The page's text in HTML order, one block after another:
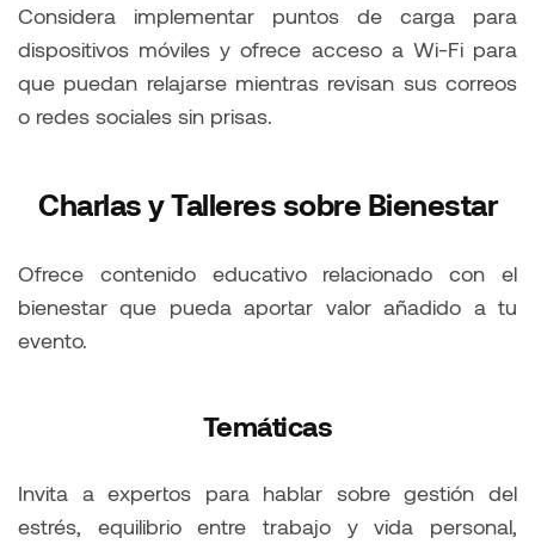
Considera implementar puntos de carga para
dispositivos móviles y ofrece acceso a Wi-Fi para
que puedan relajarse mientras revisan sus correos
o redes sociales sin prisas.
Charlas y Talleres sobre Bienestar
Ofrece contenido educativo relacionado con el
bienestar que pueda aportar valor añadido a tu
evento.
Temáticas
Invita a expertos para hablar sobre gestión del
estrés, equilibrio entre trabajo y vida personal,